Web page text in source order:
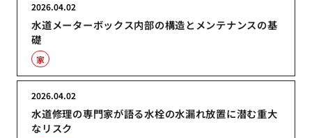
水道メーターボックス内部の構造とメンテナンスの基
礎
2026.04.02
家
水道修理の専門家が語る水栓の水漏れ放置に潜む重大
なリスク
2026.04.02